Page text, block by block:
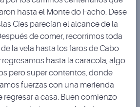
hasta el Monte do Facho. Dese
Cíes parecían el alcance de la
de comer, recorrimos toda
la vela hasta los faros de Cabo
regresamos hasta la caracola, algo
pero super contentos, donde
fuerzas con una merienda
regresar a casa. Buen comienzo